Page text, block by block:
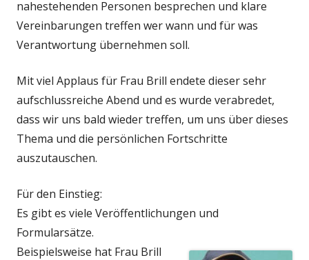
nahestehenden Personen besprechen und klare
Vereinbarungen treffen wer wann und für was
Verantwortung übernehmen soll.
Mit viel Applaus für Frau Brill endete dieser sehr
aufschlussreiche Abend und es wurde verabredet,
dass wir uns bald wieder treffen, um uns über dieses
Thema und die persönlichen Fortschritte
auszutauschen.
Für den Einstieg:
Es gibt es viele Veröffentlichungen und
Formularsätze.
Beispielsweise hat Frau Brill